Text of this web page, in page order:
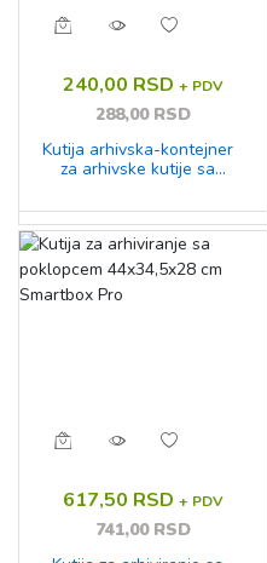
240,00 RSD + PDV
288,00 RSD
Kutija arhivska-kontejner
za arhivske kutije sa
Fornax 41280 braon
617,50 RSD + PDV
741,00 RSD